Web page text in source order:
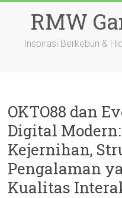
RMW
Inspirasi Berkebun &
OKTO88 dan
Digital
Kejernihan,
Pengalaman
Kualitas